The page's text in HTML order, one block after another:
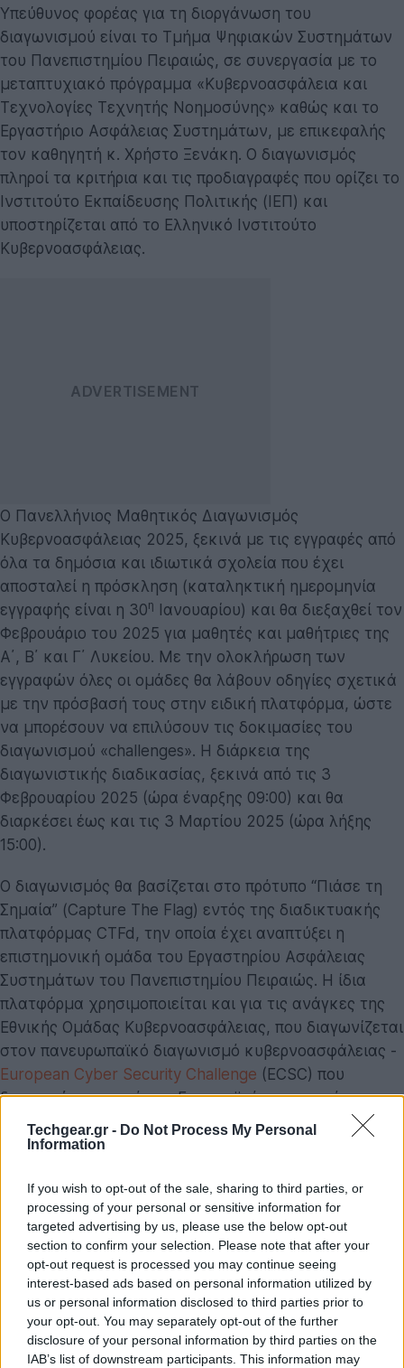
Techgear.gr - Do Not Process My Personal
Information
If you wish to opt-out of the sale, sharing to third parties, or
processing of your personal or sensitive information for
targeted advertising by us, please use the below opt-out
section to confirm your selection. Please note that after your
opt-out request is processed you may continue seeing
interest-based ads based on personal information utilized by
us or personal information disclosed to third parties prior to
your opt-out. You may separately opt-out of the further
disclosure of your personal information by third parties on the
IAB’s list of downstream participants. This information may
Υπεύθυνος φορέας για τη διοργάνωση του
διαγωνισμού είναι το Τμήμα Ψηφιακών Συστημάτων
του Πανεπιστημίου Πειραιώς, σε συνεργασία με το
μεταπτυχιακό πρόγραμμα «Κυβερνοασφάλεια και
Τεχνολογίες Τεχνητής Νοημοσύνης» καθώς και το
Εργαστήριο Ασφάλειας Συστημάτων, με επικεφαλής
τον καθηγητή κ. Χρήστο Ξενάκη. Ο διαγωνισμός
πληροί τα κριτήρια και τις προδιαγραφές που ορίζει το
Ινστιτούτο Εκπαίδευσης Πολιτικής (ΙΕΠ) και
υποστηρίζεται από το Ελληνικό Ινστιτούτο
Κυβερνοασφάλειας.
Ο Πανελλήνιος Μαθητικός Διαγωνισμός
Κυβερνοασφάλειας 2025, ξεκινά με τις εγγραφές από
όλα τα δημόσια και ιδιωτικά σχολεία που έχει
αποσταλεί η πρόσκληση (καταληκτική ημερομηνία
εγγραφής είναι η 30η Ιανουαρίου) και θα διεξαχθεί τον
Φεβρουάριο του 2025 για μαθητές και μαθήτριες της
Α΄, Β΄ και Γ΄ Λυκείου. Με την ολοκλήρωση των
εγγραφών όλες οι ομάδες θα λάβουν οδηγίες σχετικά
με την πρόσβασή τους στην ειδική πλατφόρμα, ώστε
να μπορέσουν να επιλύσουν τις δοκιμασίες του
διαγωνισμού «challenges». Η διάρκεια της
διαγωνιστικής διαδικασίας, ξεκινά από τις 3
Φεβρουαρίου 2025 (ώρα έναρξης 09:00) και θα
διαρκέσει έως και τις 3 Μαρτίου 2025 (ώρα λήξης
15:00).
Ο διαγωνισμός θα βασίζεται στο πρότυπο “Πιάσε τη
Σημαία” (Capture The Flag) εντός της διαδικτυακής
πλατφόρμας CTFd, την οποία έχει αναπτύξει η
επιστημονική ομάδα του Εργαστηρίου Ασφάλειας
Συστημάτων του Πανεπιστημίου Πειραιώς. Η ίδια
πλατφόρμα χρησιμοποιείται και για τις ανάγκες της
Εθνικής Ομάδας Κυβερνοασφάλειας, που διαγωνίζεται
στον πανευρωπαϊκό διαγωνισμό κυβερνοασφάλειας -
European Cyber Security Challenge (ECSC) που
διοργανώνεται από τον Ευρωπαϊκό οργανισμό
κυβερνοασφάλειας (ENISA).
κυβερνοασφάλειας όπως αυτές κατηγοριοποιούνται
σε παρόμοιους διαγωνισμούς, όπως ο Ευρωπαϊκός
διαγωνισμόςECSC και ο αντίστοιχος διεθνής
International Cybersecurity Challenge (ICC). Ο βαθμός
δυσκολίας των δοκιμασιών θα εκτείνεται από πολύ
εύκολες μέχρι και δύσκολες, έτσι ώστε να επιτραπεί η
συμμετοχή όλων των μαθητών που δείχνουν
ενδιαφέρον στην ασφάλεια υπολογιστών.